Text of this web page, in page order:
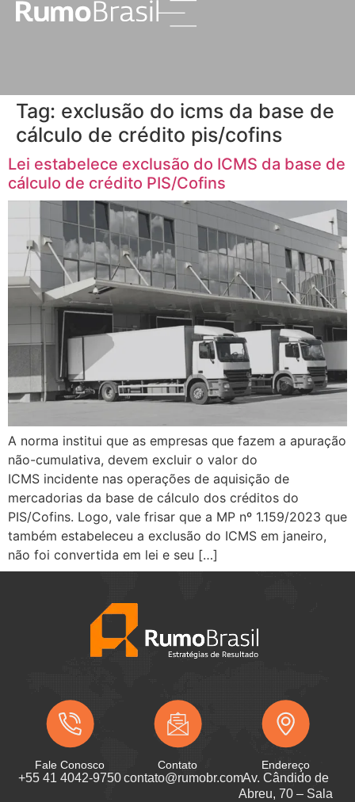
Tag: exclusão do icms da base de
cálculo de crédito pis/cofins
Lei estabelece exclusão do ICMS da base de
cálculo de crédito PIS/Cofins
A norma institui que as empresas que fazem a apuração
não-cumulativa, devem excluir o valor do
ICMS incidente nas operações de aquisição de
mercadorias da base de cálculo dos créditos do
PIS/Cofins. Logo, vale frisar que a MP nº 1.159/2023 que
também estabeleceu a exclusão do ICMS em janeiro,
não foi convertida em lei e seu […]
Fale Conosco
+55 41 4042-9750
Contato
contato@rumobr.com
Endereço
Av. Cândido de
Abreu, 70 – Sala